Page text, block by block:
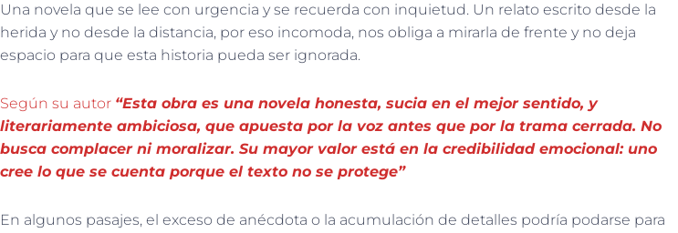
Una novela que se lee con urgencia y se recuerda con inquietud. Un relato escrito desde la
herida y no desde la distancia, por eso incomoda, nos obliga a mirarla de frente y no deja
espacio para que esta historia pueda ser ignorada.
Según su autor “Esta obra es una novela honesta, sucia en el mejor sentido, y
literariamente ambiciosa, que apuesta por la voz antes que por la trama cerrada. No
busca complacer ni moralizar. Su mayor valor está en la credibilidad emocional: uno
cree lo que se cuenta porque el texto no se protege”
En algunos pasajes, el exceso de anécdota o la acumulación de detalles podría podarse para